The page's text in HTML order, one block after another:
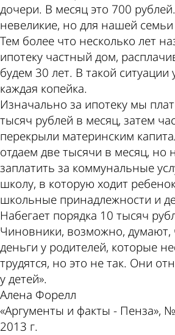
дочери. В месяц это 700
невеликие, но для нашей
Тем более что несколько лет
ипотеку частный дом,
будем 30 лет. В такой ситуации
каждая копейка.
Изначально за ипотеку мы
тысяч рублей в месяц, затем
перекрыли материнским
отдаем две тысячи в месяц,
заплатить за коммунальные
школу, в которую ходит
школьные принадлежности и
Набегает порядка 10 тысяч
Чиновники, возможно, думают,
деньги у родителей, которые
трудятся, но это не так. Они
у детей».
Алена Форелл
«Аргументы и факты - Пенза»,
2013 г.